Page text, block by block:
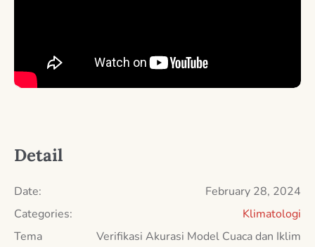
Detail
Date:
February 28, 2024
Categories:
Klimatologi
Tema
Verifikasi Akurasi Model Cuaca dan Iklim